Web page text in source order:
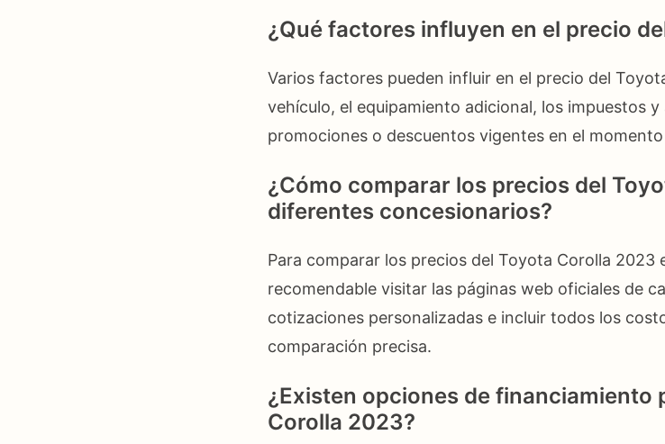
¿Qué factores influyen en el precio
Varios factores pueden influir en el precio del
vehículo, el equipamiento adicional, los impuestos
promociones o descuentos vigentes en el
¿Cómo comparar los precios del
diferentes concesionarios?
Para comparar los precios del Toyota Corolla 2023
recomendable visitar las páginas web oficiales de
cotizaciones personalizadas e incluir todos los
comparación precisa.
¿Existen opciones de financiamiento
Corolla 2023?